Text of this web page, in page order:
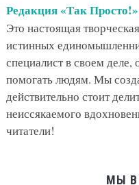
Редакция «Так Просто!»
Это настоящая
истинных
специалист в своем
помогать людям. Мы
действительно стоит
неиссякаемого
читатели!
МЫ В